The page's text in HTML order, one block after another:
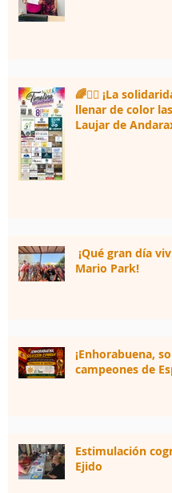
🌈🏃‍♀️ ¡La
llenar de color
Laujar de
¡Qué gran día
Mario Park!
¡Enhorabuena,
campeones de
Estimulación
Ejido